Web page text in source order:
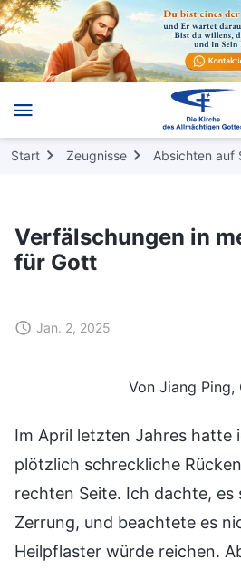
Start Zeugnisse Absichten auf
Verfälschungen in
für Gott
Jan. 2, 2025
Von Jiang Ping,
Im April letzten Jahres hatte
plötzlich schreckliche
rechten Seite. Ich dachte, es
Zerrung, und beachtete es
Heilpflaster würde reichen.